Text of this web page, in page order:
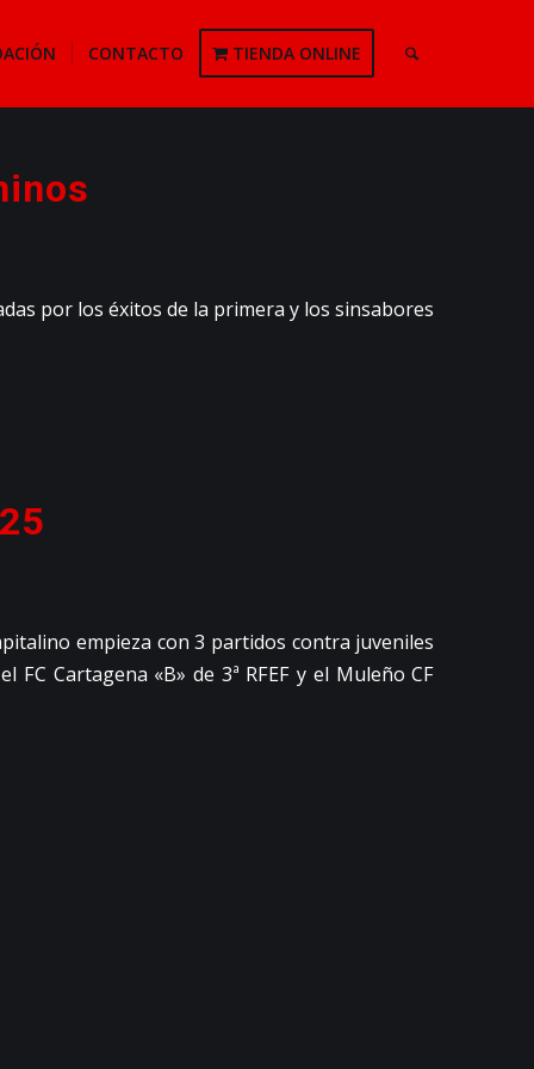
CONTACTO TIENDA ONLINE
por los éxitos de la primera y los sinsabores
empieza con 3 partidos contra juveniles
Cartagena «B» de 3ª RFEF y el Muleño CF